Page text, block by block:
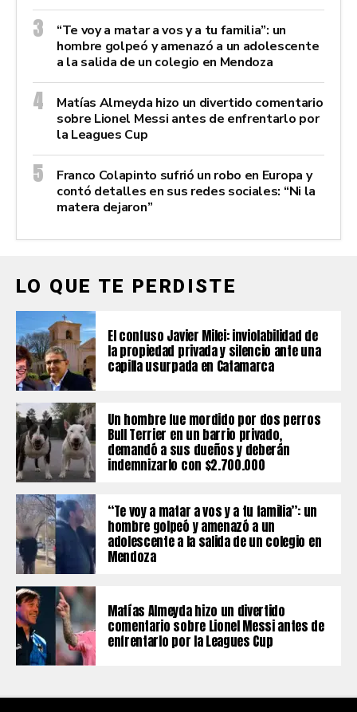
“Te voy a matar a vos y a tu familia”: un
hombre golpeó y amenazó a un adolescente
a la salida de un colegio en Mendoza
Matías Almeyda hizo un divertido comentario
sobre Lionel Messi antes de enfrentarlo por
la Leagues Cup
Franco Colapinto sufrió un robo en Europa y
contó detalles en sus redes sociales: “Ni la
matera dejaron”
LO QUE TE PERDISTE
El confuso Javier Milei: inviolabilidad de
la propiedad privada y silencio ante una
capilla usurpada en Catamarca
Un hombre fue mordido por dos perros
Bull Terrier en un barrio privado,
demandó a sus dueños y deberán
indemnizarlo con $2.700.000
“Te voy a matar a vos y a tu familia”: un
hombre golpeó y amenazó a un
adolescente a la salida de un colegio en
Mendoza
Matías Almeyda hizo un divertido
comentario sobre Lionel Messi antes de
enfrentarlo por la Leagues Cup